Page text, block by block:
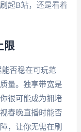
起B站，还是看着
限
否稳在可玩范
量。独享带宽是
很可能成为拥堵
春晚直播时能否
，让你无需在刷